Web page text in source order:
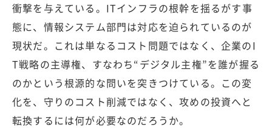
衝撃を与えている。ITインフラの根幹を揺るがす事
態に、情報システム部門は対応を迫られているのが
現状だ。これは単なるコスト問題ではなく、企業のI
T戦略の主導権、すなわち“デジタル主権”を誰が握る
のかという根源的な問いを突きつけている。この変
化を、守りのコスト削減ではなく、攻めの投資へと
転換するには何が必要なのだろうか。